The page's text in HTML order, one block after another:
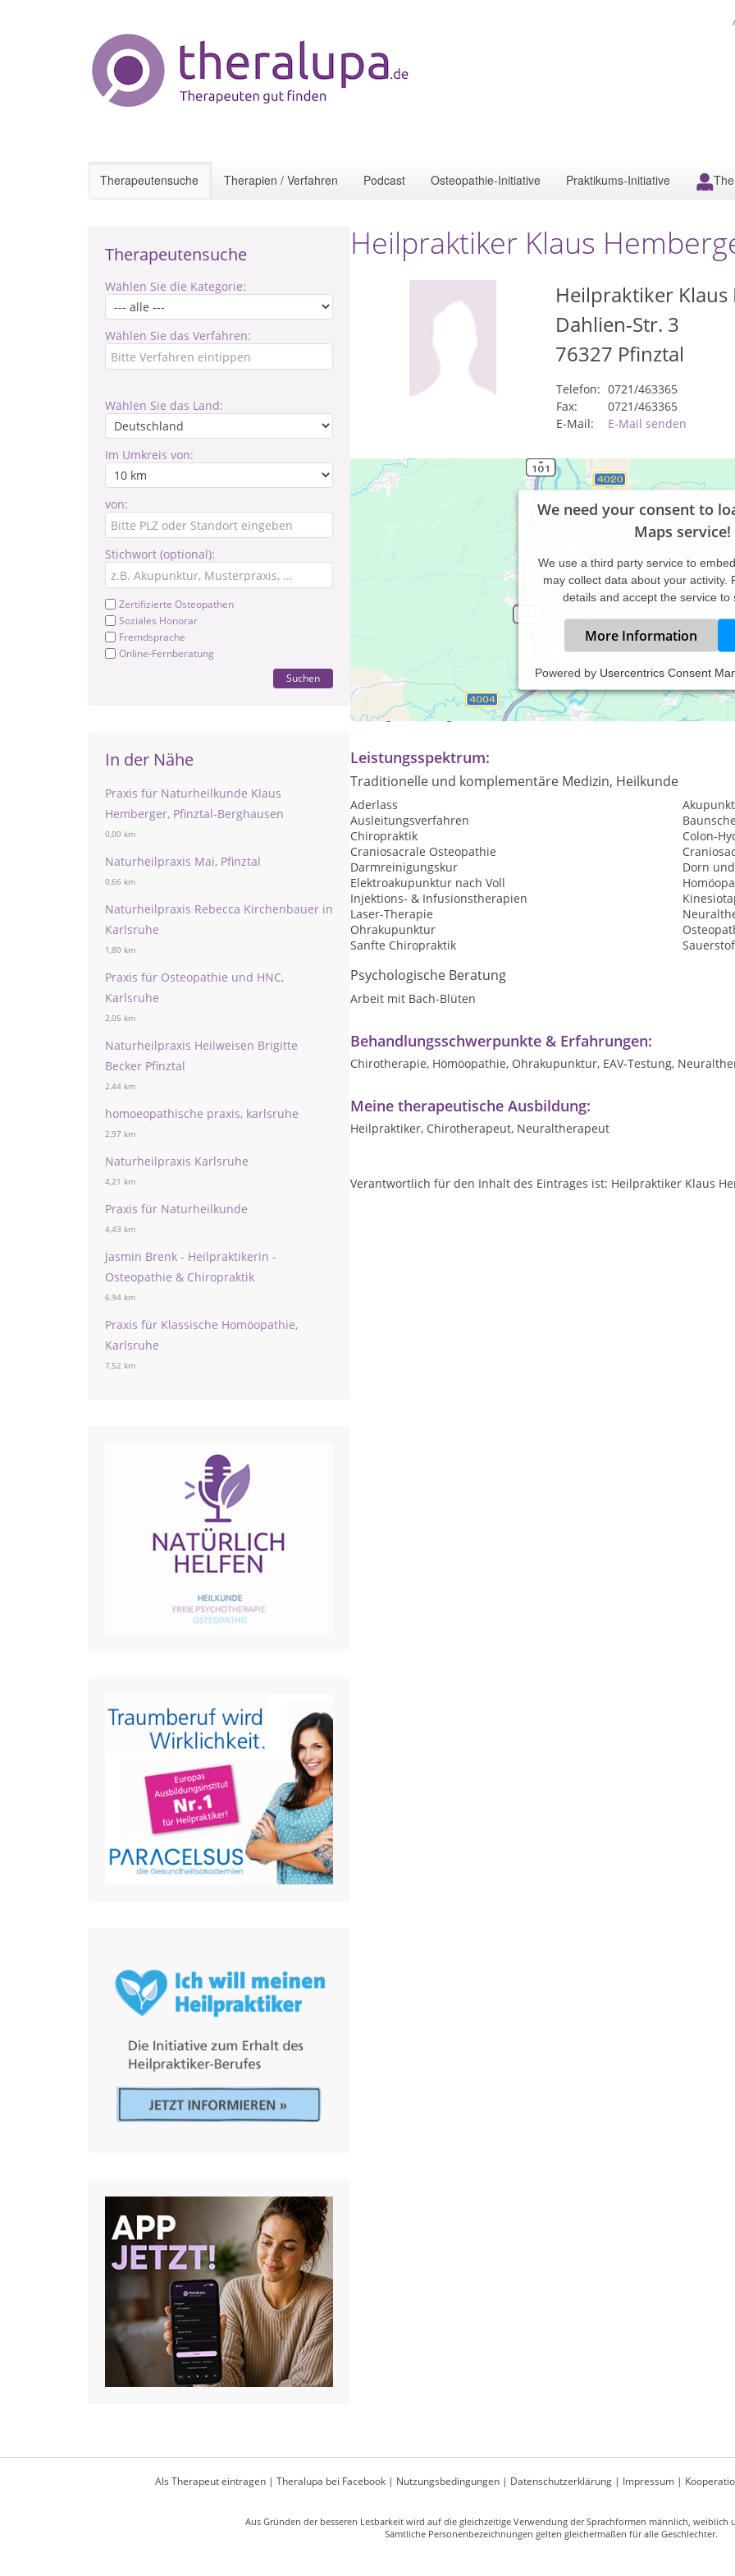
Therapeutensuche Therapien / Verfahren Podcast Osteopathie-Initiative Praktikums-Initiative
Therapeutensuche
Wählen Sie die Kategorie:
Wählen Sie das Verfahren:
Wählen Sie das Land:
Im Umkreis von:
von:
Stichwort (optional):
Zertifizierte Osteopathen
Soziales Honorar
Fremdsprache
Online-Fernberatung
Suchen
In der Nähe
Praxis für Naturheilkunde Klaus
Hemberger, Pfinztal-Berghausen
0,00 km
Naturheilpraxis Mai, Pfinztal
0,66 km
Naturheilpraxis Rebecca Kirchenbauer in
Karlsruhe
1,80 km
Praxis für Osteopathie und HNC,
Karlsruhe
2,05 km
Naturheilpraxis Heilweisen Brigitte
Becker Pfinztal
2,44 km
homoeopathische praxis, karlsruhe
2,97 km
Naturheilpraxis Karlsruhe
4,21 km
Praxis für Naturheilkunde
4,43 km
Jasmin Brenk - Heilpraktikerin -
Osteopathie & Chiropraktik
6,94 km
Praxis für Klassische Homöopathie,
Karlsruhe
7,52 km
Heilpraktiker Klaus
Heilpraktiker
Dahlien-Str. 3
76327 Pfinztal
Telefon: 0721/463365
Fax:
0721/463365
E-Mail:
E-Mail senden
We need your consent to
Maps service!
We use a third party service to
may collect data about your activity.
details and accept the service to
More Information
Powered by Usercentrics Consent
Praxiszeiten:
Montag bis Freitag 8.30 - 12.30 Uhr u. 14.30 - 18.30 Uhr
Leistungsspektrum:
Traditionelle und komplementäre Medizin, Heilkunde
Aderlass
Ausleitungsverfahren
Chiropraktik
Colon-
Craniosacrale Osteopathie
Darmreinigungskur
Dorn
Elektroakupunktur nach Voll
Injektions- & Infusionstherapien
Laser-Therapie
Ohrakupunktur
Sanfte Chiropraktik
Psychologische Beratung
Arbeit mit Bach-Blüten
Behandlungsschwerpunkte & Erfahrungen:
Chirotherapie, Hömöopathie, Ohrakupunktur, EAV-Testung,
Meine therapeutische Ausbildung:
Heilpraktiker, Chirotherapeut, Neuraltherapeut
Verantwortlich für den Inhalt des Eintrages ist: Heilpraktiker Klaus
Als Therapeut eintragen| Theralupa bei Facebook| Nutzungsbedingungen| Datenschutzerklärung| Impressum|
Aus Gründen der besseren Lesbarkeit wird auf die gleichzeitige Verwendung der Sprachformen männlich, weiblich
Sämtliche Personenbezeichnungen gelten gleichermaßen für alle Geschlechter.